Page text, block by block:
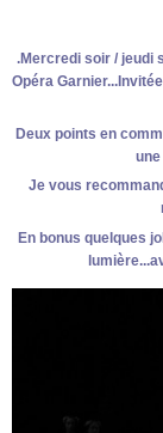
.Mercredi soir / jeudi
Opéra
Deux points en
Je vous
En bonus quelques